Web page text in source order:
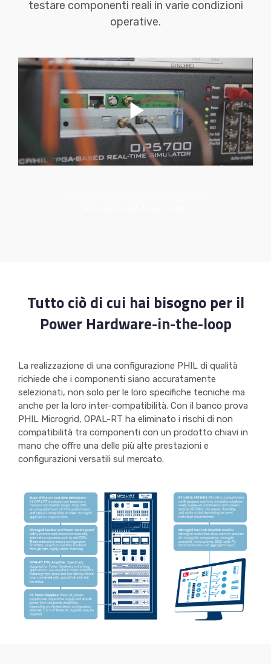
testare componenti reali in varie condizioni
operative.
Tutto ciò di cui hai bisogno per il
Power Hardware-in-the-loop
La realizzazione di una configurazione PHIL di qualità
richiede che i componenti siano accuratamente
selezionati, non solo per le loro specifiche tecniche ma
anche per la loro inter-compatibilità. Con il banco prova
PHIL Microgrid, OPAL-RT ha eliminato i rischi di non
compatibilità tra componenti con un prodotto chiavi in
mano che offre una delle più alte prestazioni e
configurazioni versatili sul mercato.